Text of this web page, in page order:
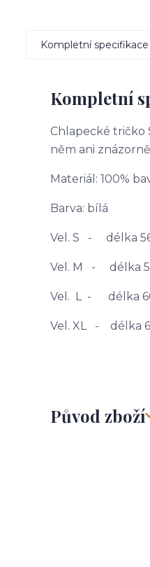
Kompletní specifikace
Kompletní
Chlapecké tričko
něm ani
Materiál: 100%
Barva: bílá
Vel. S - délka 56
Vel. M - délka
Vel. L - délka 60
Vel. XL - délka
Původ zboží